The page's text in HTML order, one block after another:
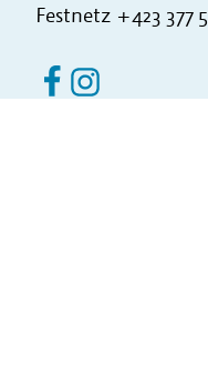
Festnetz +423 377
Eschen Nendeln
Eschen